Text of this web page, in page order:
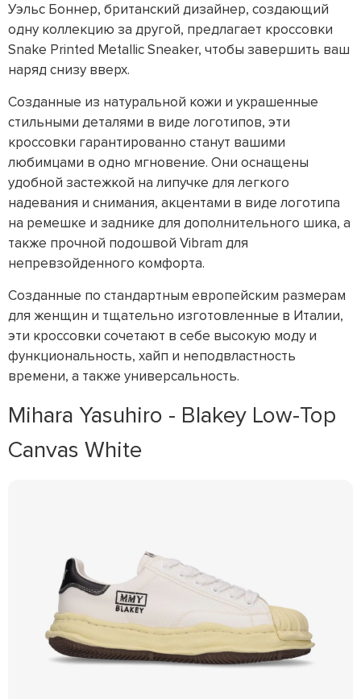
Уэльс Боннер, британский дизайнер, создающий
одну коллекцию за другой, предлагает кроссовки
Snake Printed Metallic Sneaker, чтобы завершить ваш
наряд снизу вверх.
Созданные из натуральной кожи и украшенные
стильными деталями в виде логотипов, эти
кроссовки гарантированно станут вашими
любимцами в одно мгновение. Они оснащены
удобной застежкой на липучке для легкого
надевания и снимания, акцентами в виде логотипа
на ремешке и заднике для дополнительного шика, а
также прочной подошвой Vibram для
непревзойденного комфорта.
Созданные по стандартным европейским размерам
для женщин и тщательно изготовленные в Италии,
эти кроссовки сочетают в себе высокую моду и
функциональность, хайп и неподвластность
времени, а также универсальность.
Mihara Yasuhiro - Blakey Low-Top
Canvas White